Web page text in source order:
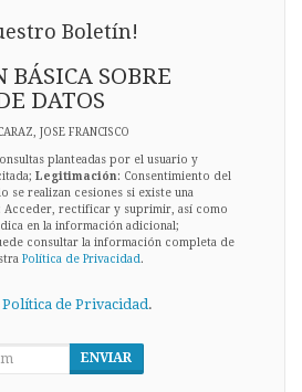
Boletín!
SOBRE
DATOS
JOSE FRANCISCO
planteadas por el usuario y
Legitimación: Consentimiento del
se realizan cesiones si existe una
: Acceder, rectificar y suprimir, así como
en la información adicional;
consultar la información completa de
Política de Privacidad .
Política de Privacidad.
ENVIAR